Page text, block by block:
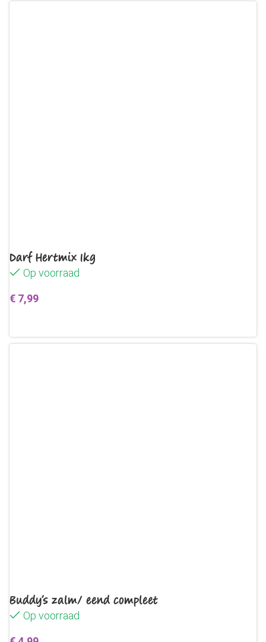
Darf Hertmix 1kg
Op voorraad
€ 7,99
Buddy’s zalm/ eend compleet
Op voorraad